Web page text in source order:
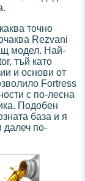
точно
Rezvani
модел. Най-
тъй като
и основи от
Fortress
с по-лесна
Подобен
база и я
далеч по-